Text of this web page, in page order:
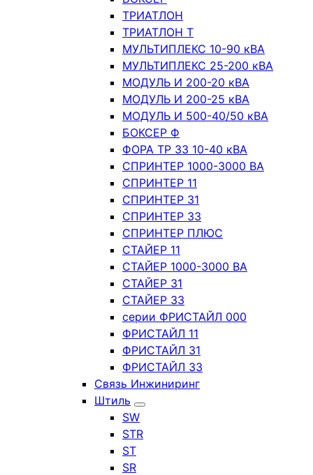
ТРИАТЛОН
ТРИАТЛОН Т
МУЛЬТИПЛЕКС 10-90 кВА
МУЛЬТИПЛЕКС 25-200 кВА
МОДУЛЬ И 200-20 кВА
МОДУЛЬ И 200-25 кВА
МОДУЛЬ И 500-40/50 кВА
БОКСЕР Ф
ФОРА ТР 33 10-40 кВА
СПРИНТЕР 1000-3000 ВА
СПРИНТЕР 11
СПРИНТЕР 31
СПРИНТЕР 33
СПРИНТЕР ПЛЮС
СТАЙЕР 11
СТАЙЕР 1000-3000 ВА
СТАЙЕР 31
СТАЙЕР 33
серии ФРИСТАЙЛ 000
ФРИСТАЙЛ 11
ФРИСТАЙЛ 31
ФРИСТАЙЛ 33
Связь Инжиниринг
Штиль
SW
STR
ST
SR